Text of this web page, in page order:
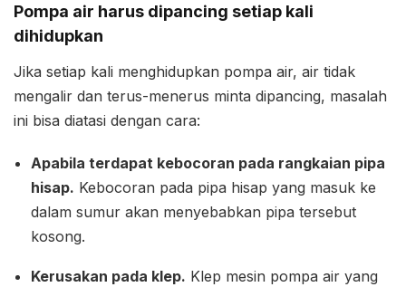
Pompa air harus dipancing setiap kali
dihidupkan
Jika setiap kali menghidupkan pompa air, air tidak
mengalir dan terus-menerus minta dipancing, masalah
ini bisa diatasi dengan cara:
Apabila terdapat kebocoran pada rangkaian pipa
hisap. Kebocoran pada pipa hisap yang masuk ke
dalam sumur akan menyebabkan pipa tersebut
kosong.
Kerusakan pada klep. Klep mesin pompa air yang